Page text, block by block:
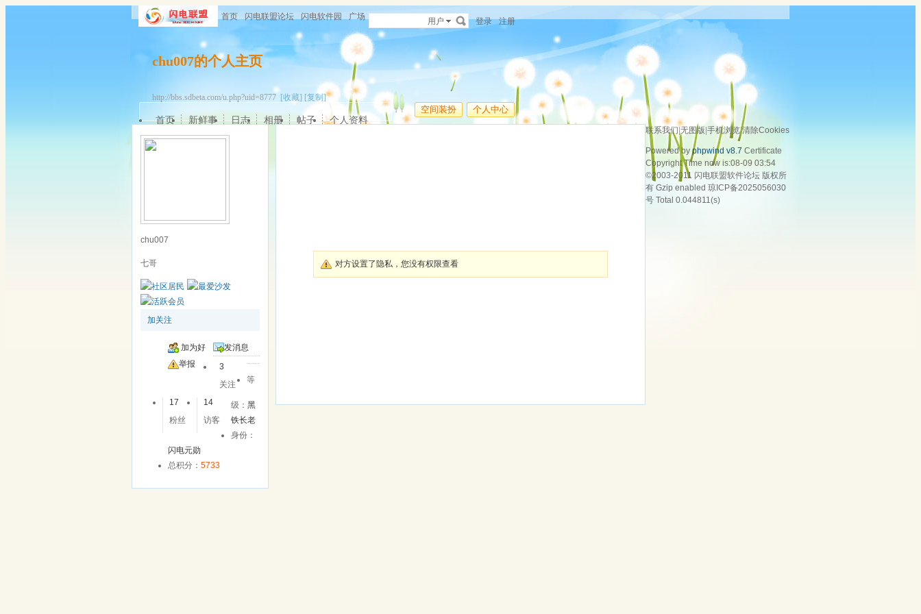
首页 闪电联盟论坛 闪电软件园 广场 用户 登录 注册
chu007的个人主页
http://bbs.sdbeta.com/u.php?uid=8777 [收藏] [复制]
空间装扮 个人中心
首页 新鲜事 日志 相册 帖子 个人资料
chu007
七哥
加关注
加为好
友
发消息
举报
3
关注
17
粉丝
14
访客
等
级：黑
铁长老
身份：
闪电元勋
总积分： 5733
对方设置了隐私，您没有权限查看
联系我们 无图版 手机浏览|清除Cookies
Powered byphpwind v8.7 Certificate
Copyright Time now is:08-09 03:54
©2003-2011 闪电联盟软件论坛 版权所
有 Gzip enabled 琼ICP备2025056030
号 Total 0.044811(s)